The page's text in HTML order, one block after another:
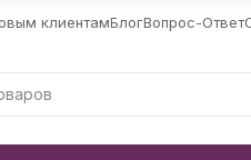
клиентамБлогВопрос-Ответ